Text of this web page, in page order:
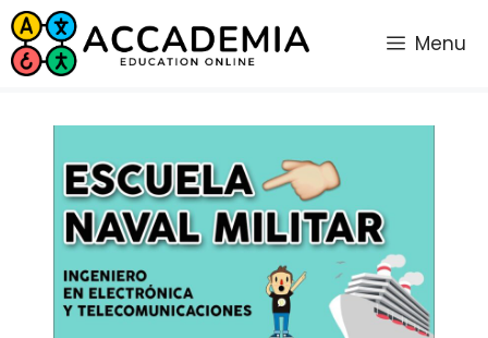
Saltar
al
contenido
Menu